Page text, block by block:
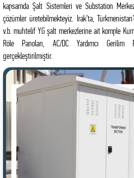
kapsamda Şalt Sistemleri ve Substation
çözümler üretebilmekteyiz. Irak’ta,
v.b. muhtelif YG şalt merkezlerine ait komple
Röle Panoları, AC/DC Yardımcı Gerilim
gerçekleştirilmiştir.